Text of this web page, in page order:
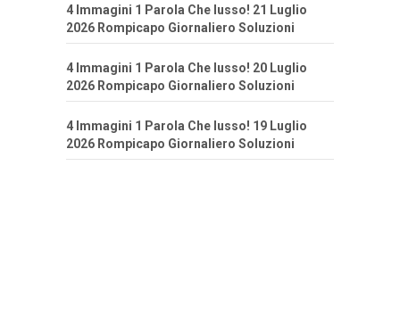
4 Immagini 1 Parola Che lusso! 21 Luglio
2026 Rompicapo Giornaliero Soluzioni
4 Immagini 1 Parola Che lusso! 20 Luglio
2026 Rompicapo Giornaliero Soluzioni
4 Immagini 1 Parola Che lusso! 19 Luglio
2026 Rompicapo Giornaliero Soluzioni